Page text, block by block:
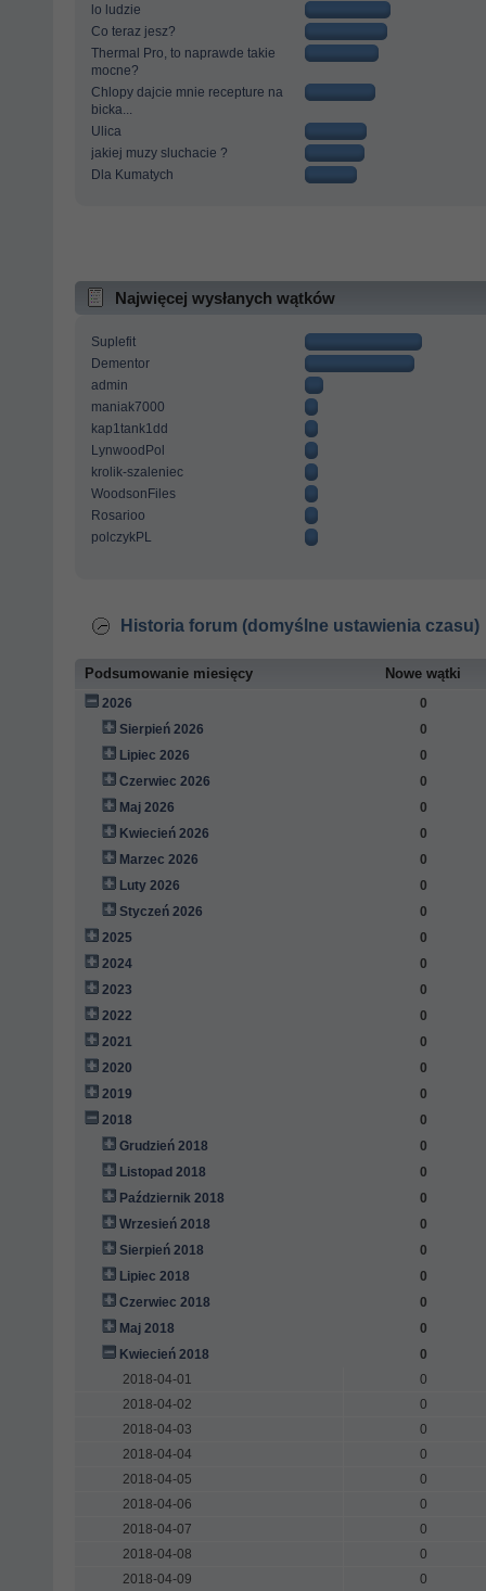
lo ludzie
Co teraz jesz?
Thermal Pro, to naprawde takie
mocne?
Chlopy dajcie mnie recepture na
bicka...
Ulica
jakiej muzy sluchacie ?
Dla Kumatych
Najwięcej wysłanych wątków
Suplefit
Dementor
admin
maniak7000
kap1tank1dd
LynwoodPol
krolik-szaleniec
WoodsonFiles
Rosarioo
polczykPL
Historia forum (domyślne ustawienia czasu)
Podsumowanie miesięcy Nowe wątki
2026
0
Sierpień 2026
0
Lipiec 2026
0
Czerwiec 2026
0
Maj 2026
0
Kwiecień 2026
0
Marzec 2026
0
Luty 2026
0
Styczeń 2026
0
2025
0
2024
0
2023
0
2022
0
2021
0
2020
0
2019
0
2018
0
Grudzień 2018
0
Listopad 2018
0
Październik 2018
0
Wrzesień 2018
0
Sierpień 2018
0
Lipiec 2018
0
Czerwiec 2018
0
Maj 2018
0
Kwiecień 2018
0
2018-04-01
0
2018-04-02
0
2018-04-03
0
2018-04-04
0
2018-04-05
0
2018-04-06
0
2018-04-07
0
2018-04-08
0
2018-04-09
0